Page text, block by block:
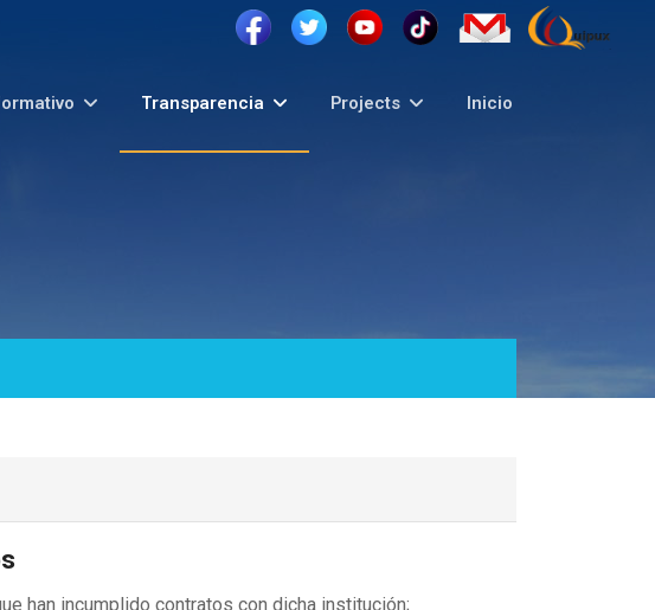
Transparencia Projects Inicio
han incumplido contratos con dicha institución;